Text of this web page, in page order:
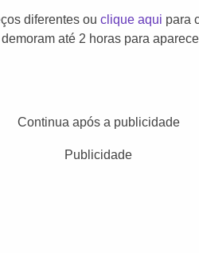
diferentes ouclique aqui para
até 2 horas para
Continua após a publicidade
Publicidade